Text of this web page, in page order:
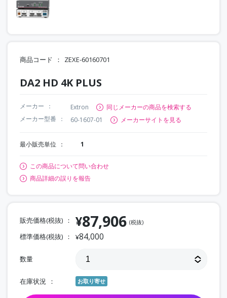
商品コード ZEXE-60160701
DA2 HD 4K PLUS
メーカー Extron
同じメーカーの商品を検索する
メーカー型番
60-1607-01 メーカーサイトを見る
最小販売単位 1
この商品について問い合わせ
商品詳細の誤りを報告
販売価格(税抜) ¥87,906 (税抜)
標準価格(税抜) ¥84,000
数量
在庫状況 お取り寄せ